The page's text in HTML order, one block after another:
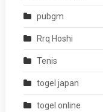
pubgm
Rrq Hoshi
Tenis
togel japan
togel online